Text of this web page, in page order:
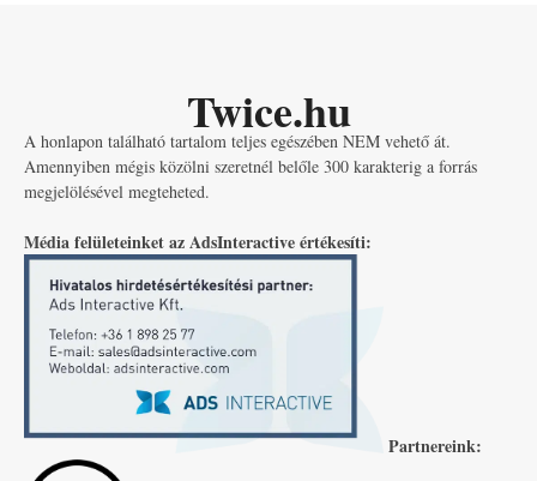
Twice.hu
A honlapon található tartalom teljes egészében NEM vehető át.
Amennyiben mégis közölni szeretnél belőle 300 karakterig a forrás
megjelölésével megteheted.
Média felületeinket az AdsInteractive értékesíti:
Partnereink: